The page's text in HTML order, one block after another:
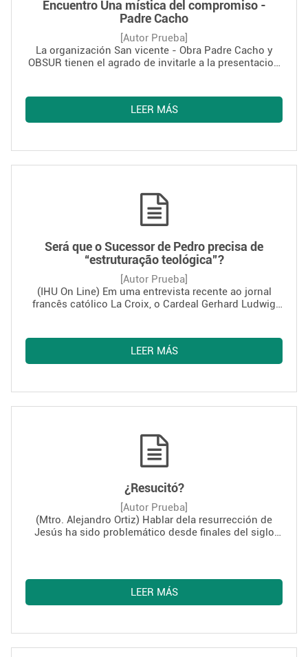
Encuentro Una mística del compromiso -
Padre Cacho
[Autor Prueba]
La organización San vicente - Obra Padre Cacho y
OBSUR tienen el agrado de invitarle a la presentacion
compilados por Mercedes Clara y P- Adolfo
Ameixeiras. 29 de Abril 19 hs. OBSUR
LEER MÁS
Será que o Sucessor de Pedro precisa de
“estruturação teológica”?
[Autor Prueba]
(IHU On Line) Em uma entrevista recente ao jornal
francês católico La Croix, o Cardeal Gerhard Ludwig
seu departamento é a missão de “estruturar
teologicamente” o pontificado do Papa Francisco,
dado que o atual Sucessor de Pedro não é teólogo de
LEER MÁS
¿Resucitó?
[Autor Prueba]
(Mtro. Alejandro Ortiz) Hablar dela resurrección de
Jesús ha sido problemático desde finales del siglo
enjuiciar, desde el positivismo liberal o desde el
incipiente cientificismo, a la religión en uno de sus
puntos más importantes. Desde entonces se ha
más “científico” posible a la resurrección. A nivel
LEER MÁS